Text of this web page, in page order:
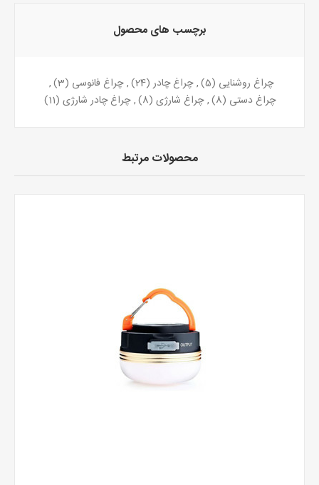
برچسب های محصول
چراغ روشنایی (5)
, چراغ چادر (24)
, چراغ فانوسی (3)
,
چراغ دستی (8)
, چراغ شارژی (8)
, چراغ چادر شارژی (11)
محصولات مرتبط